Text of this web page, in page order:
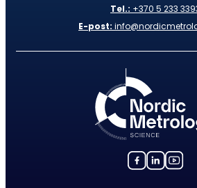
Tel.: +370 5 233
E-post: